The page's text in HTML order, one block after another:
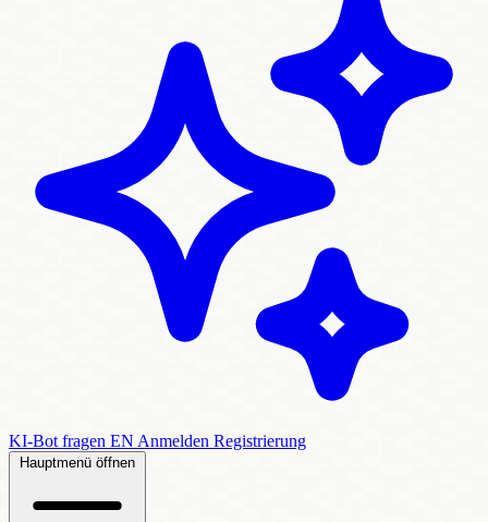
KI-Bot fragen EN Anmelden Registrierung
Hauptmenü öffnen